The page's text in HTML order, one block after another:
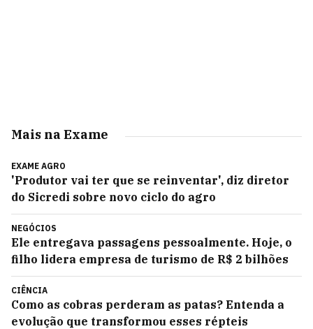
Mais na Exame
EXAME AGRO
'Produtor vai ter que se reinventar', diz diretor
do Sicredi sobre novo ciclo do agro
NEGÓCIOS
Ele entregava passagens pessoalmente. Hoje, o
filho lidera empresa de turismo de R$ 2 bilhões
CIÊNCIA
Como as cobras perderam as patas? Entenda a
evolução que transformou esses répteis